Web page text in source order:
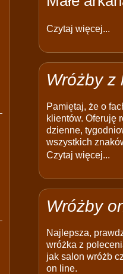
Czytaj więcej...
Wróżby z
Pamiętaj, że o
klientów. Oferuję
dzienne,
wszystkich
Czytaj więcej...
Wróżby
Najlepsza,
wróżka z
jak salon wróżb
on line.